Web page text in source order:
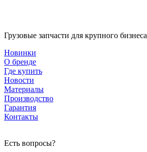
Грузовые запчасти для крупного бизнеса
Новинки
О бренде
Где купить
Новости
Материалы
Производство
Гарантия
Контакты
Есть вопросы?